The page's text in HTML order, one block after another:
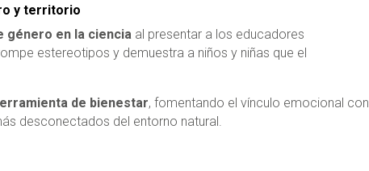
y territorio
género en la ciencia al presentar a los educadores
estereotipos y demuestra a niños y niñas que el
de bienestar, fomentando el vínculo emocional con
desconectados del entorno natural.